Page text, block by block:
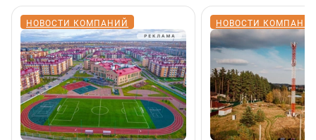
НОВОСТИ КОМПАНИЙ НОВОСТИ